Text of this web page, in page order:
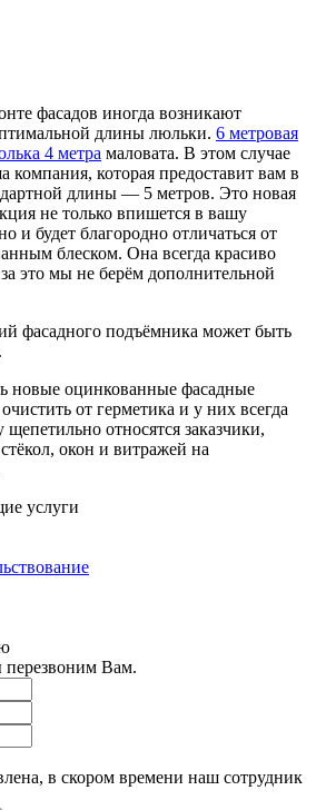
фасадов иногда возникают
длины люльки. 6 метровая
4 метра маловата. В этом случае
которая предоставит вам в
длины — 5 метров. Это новая
не только впишется в вашу
и будет благородно отличаться от
блеском. Она всегда красиво
это мы не берём дополнительной
фасадного подъёмника может быть
новые оцинкованные фасадные
от герметика и у них всегда
относятся заказчики,
окон и витражей на
услуги
перезвоним Вам.
в скором времени наш сотрудник